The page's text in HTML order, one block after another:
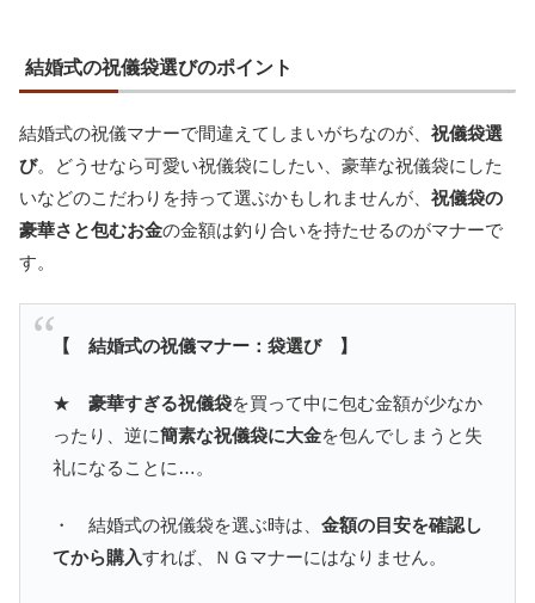
結婚式の祝儀袋選びのポイント
結婚式の祝儀マナーで間違えてしまいがちなのが、 祝儀袋選
び。どうせなら可愛い祝儀袋にしたい、豪華な祝儀袋にした
いなどのこだわりを持って選ぶかもしれませんが、 祝儀袋の
豪華さと包むお金の金額は釣り合いを持たせるのがマナーで
す。
【 結婚式の祝儀マナー：袋選び 】
★ 豪華すぎる祝儀袋を買って中に包む金額が少なか
ったり、逆に簡素な祝儀袋に大金を包んでしまうと失
礼になることに…。
・ 結婚式の祝儀袋を選ぶ時は、 金額の目安を確認し
てから購入すれば、ＮＧマナーにはなりません。